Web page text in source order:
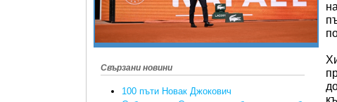
Свързани новини
100 пъти Новак Джокович